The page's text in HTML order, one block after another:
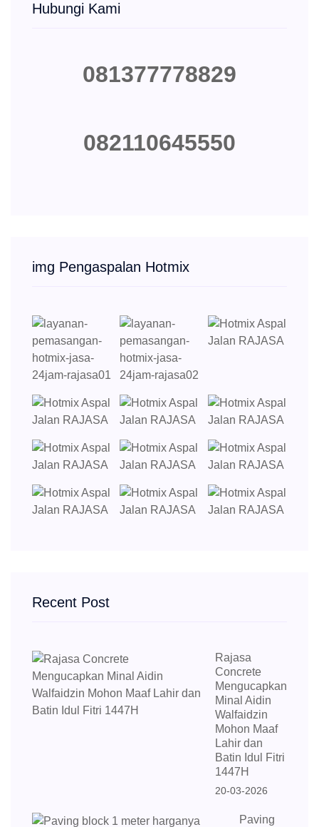
Hubungi Kami
081377778829
082110645550
img Pengaspalan Hotmix
Recent Post
Rajasa
Concrete
Mengucapkan
Minal Aidin
Walfaidzin
Mohon Maaf
Lahir dan
Batin Idul Fitri
1447H
20-03-2026
Paving